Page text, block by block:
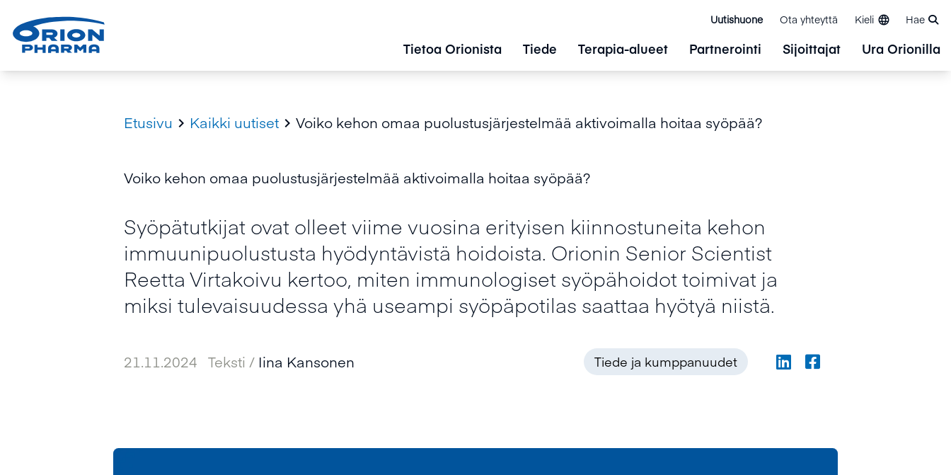
Uutishuone Ota yhteyttä Kieli Hae
Tietoa Orionista Tiede Terapia-alueet Partnerointi Sijoittajat Ura Orionilla
Etusivu  Kaikki uutiset  Voiko kehon omaa puolustusjärjestelmää aktivoimalla hoitaa syöpää?
Voiko kehon omaa puolustusjärjestelmää aktivoimalla hoitaa syöpää?
Syöpätutkijat ovat olleet viime vuosina erityisen kiinnostuneita kehon
immuunipuolustusta hyödyntävistä hoidoista. Orionin Senior Scientist
Reetta Virtakoivu kertoo, miten immunologiset syöpähoidot toimivat ja
miksi tulevaisuudessa yhä useampi syöpäpotilas saattaa hyötyä niistä.
21.11.2024 Teksti / Iina Kansonen Tiede ja kumppanuudet